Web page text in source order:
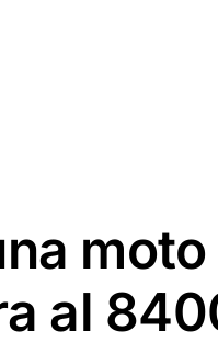
al